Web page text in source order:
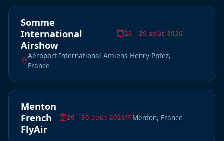
28 - 29 août 2026
Somme
International
Airshow
Aéroport International Amiens Henry Potez,
France
29 - 30 août 2026
Menton
French
FlyAir
Menton, France